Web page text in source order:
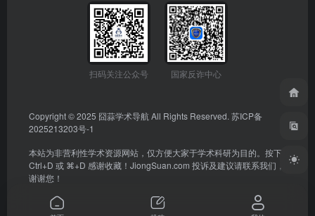
扫码关注公众号 国家反诈中心
Copyright © 2025 囧蒜学术导航 All Rights Reserved. 苏ICP备
2025213203号-1
本站为非营利性学术资源网站，仅方便大家于学术科研为目的。按下
Ctrl+D 或 ⌘+D 感谢收藏！ JiongSuan.com 投诉及建议请联系我们，
谢谢您！